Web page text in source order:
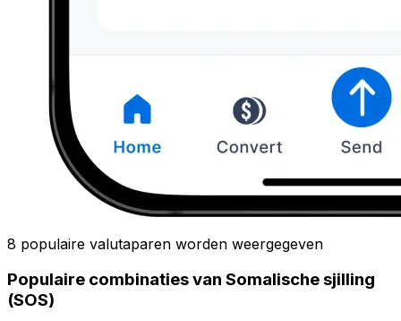
8 populaire valutaparen worden weergegeven
Populaire combinaties van Somalische sjilling
(SOS)